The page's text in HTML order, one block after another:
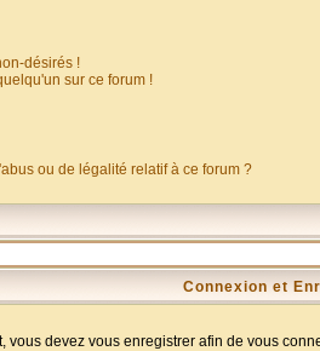
désirés !
sur ce forum !
ou de légalité relatif à ce forum ?
Connexion et
devez vous enregistrer afin de vous